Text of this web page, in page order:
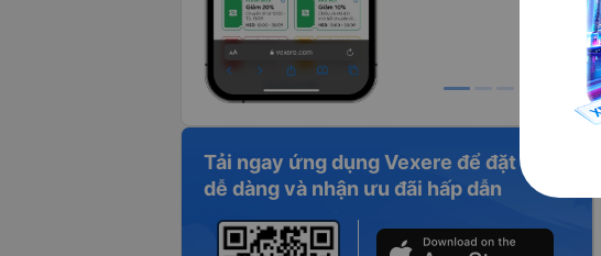
Tải ngay ứng dụng Vexere để đặt vé
dễ dàng và nhận ưu đãi hấp dẫn